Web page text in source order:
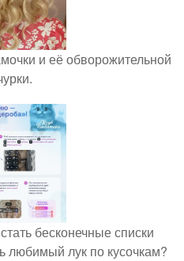
и её обворожительной
бесконечные списки
любимый лук по кусочкам?